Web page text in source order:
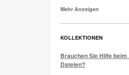
Mehr Anzeigen
KOLLEKTIONEN
Brauchen Sie Hilfe
Dateien?